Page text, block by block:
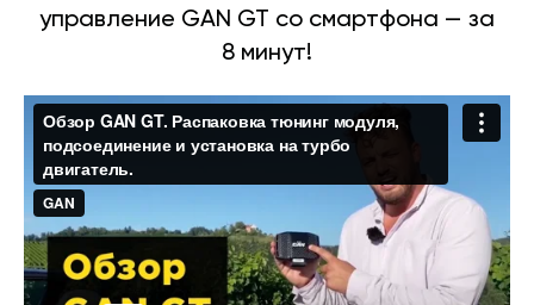
управление GAN GT со смартфона — за
8 минут!